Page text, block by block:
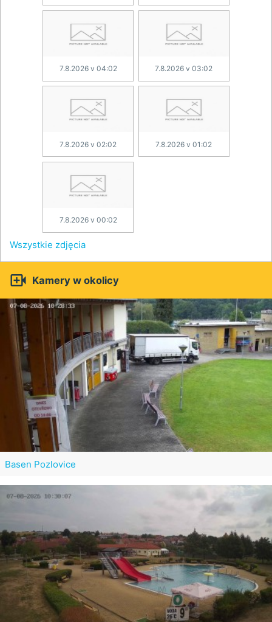
7.8.2026 v 04:02 7.8.2026 v 03:02
7.8.2026 v 02:02 7.8.2026 v 01:02
7.8.2026 v 00:02
Wszystkie zdjęcia
 Kamery w okolicy
Basen Pozlovice